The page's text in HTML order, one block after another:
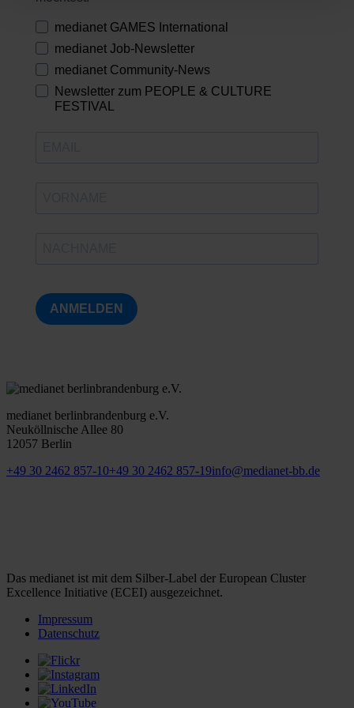
medianet GAMES International
medianet Job-Newsletter
medianet Community-News
Newsletter zum PEOPLE & CULTURE
FESTIVAL
ANMELDEN
medianet berlinbrandenburg e.V.
Neuköllnische Allee 80
12057 Berlin
+49 30 2462 857-10+49 30 2462 857-19info@medianet-bb.de
Das medianet ist mit dem Silber-Label der European Cluster
Excellence Initiative (ECEI) ausgezeichnet.
Impressum
Datenschutz